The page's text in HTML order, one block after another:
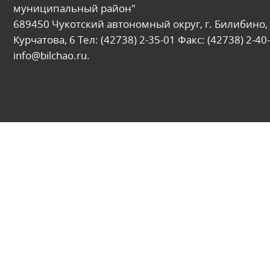
муниципальный район"
689450 Чукотский автономный округ, г. Билибино,
Курчатова, 6 Тел: (42738) 2-35-01 Факс: (42738) 2-
info@bilchao.ru.